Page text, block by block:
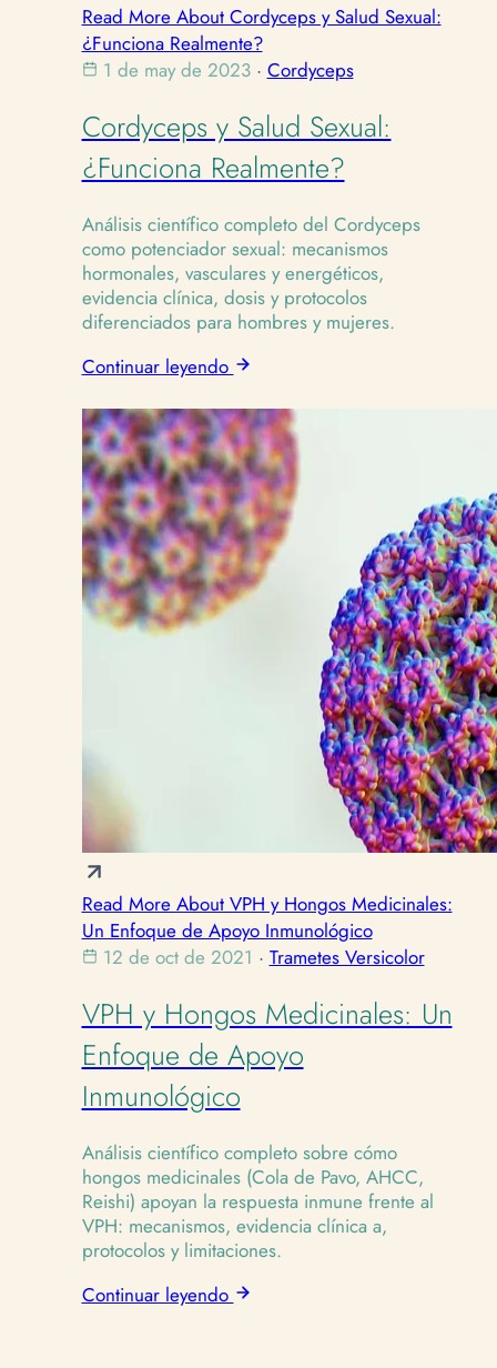
Read More About Cordyceps y Salud Sexual:
¿Funciona Realmente?
1 de may de 2023 · Cordyceps
Cordyceps y Salud Sexual:
¿Funciona Realmente?
Análisis científico completo del Cordyceps
como potenciador sexual: mecanismos
hormonales, vasculares y energéticos,
evidencia clínica, dosis y protocolos
diferenciados para hombres y mujeres.
Continuar leyendo
Read More About VPH y Hongos Medicinales:
Un Enfoque de Apoyo Inmunológico
12 de oct de 2021 · Trametes Versicolor
VPH y Hongos Medicinales: Un
Enfoque de Apoyo
Inmunológico
Análisis científico completo sobre cómo
hongos medicinales (Cola de Pavo, AHCC,
Reishi) apoyan la respuesta inmune frente al
VPH: mecanismos, evidencia clínica a,
protocolos y limitaciones.
Continuar leyendo